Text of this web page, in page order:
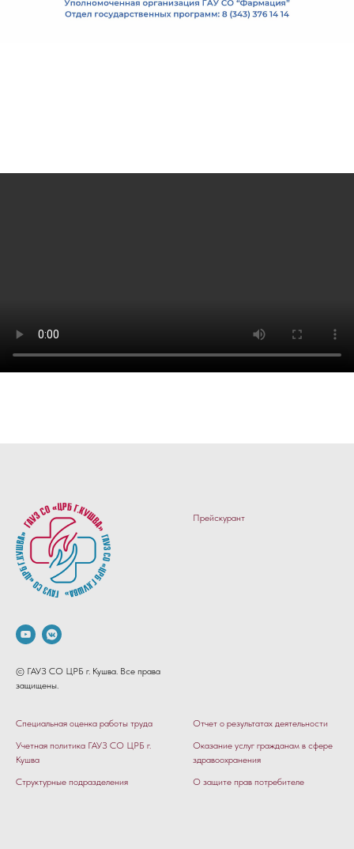
© ГАУЗ СО ЦРБ г. Кушва. Все права
защищены.
Прейскурант
Специальная оценка работы труда
Учетная политика ГАУЗ СО ЦРБ г.
Кушва
Структурные подразделения
Отчет о результатах деятельности
Оказание услуг гражданам в сфере
здравоохранения
О защите прав потребителе